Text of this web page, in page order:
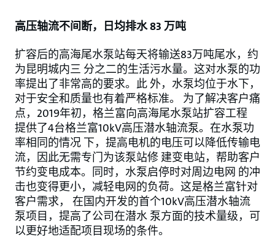
高压轴流不间断，日均排水 83 万吨
扩容后的高海尾水泵站每天将输送83万吨尾水，约
为昆明城内三 分之二的生活污水量。这对水泵的功
率提出了非常高的要求。此 外，水泵均位于水下，
对于安全和质量也有着严格标准。 为了解决客户痛
点，2019年初，格兰富向高海尾水泵站扩容工程
提供了4台格兰富10kV高压潜水轴流泵。在水泵功
率相同的情况 下，提高电机的电压可以降低传输电
流，因此无需专门为该泵站修 建变电站，帮助客户
节约变电成本。同时，水泵启停时对周边电网 的冲
击也变得更小，减轻电网的负荷。这是格兰富针对
客户需求， 在国内开发的首个10kV高压潜水轴流
泵项目，提高了公司在潜水 泵方面的技术量级，可
以更好地适配项目现场的条件。